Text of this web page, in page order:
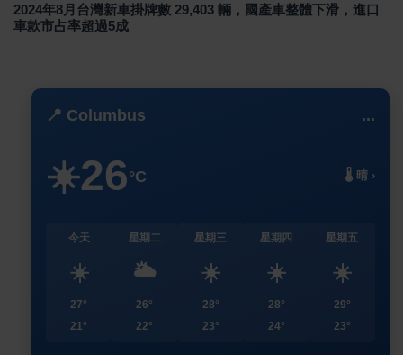
2024年8月台灣新車掛牌數 29,403 輛，國產車整體下滑，進口
車款市占率超過5成
📍 Columbus ...
☀️26°C 🌡️ 晴 ›
今天
☀️
27°
21°
星期二
🌥️
26°
22°
星期三
☀️
28°
23°
星期四
☀️
28°
24°
星期五
☀️
29°
23°